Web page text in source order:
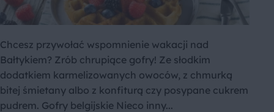
Chcesz przywołać wspomnienie wakacji nad
Bałtykiem? Zrób chrupiące gofry! Ze słodkim
dodatkiem karmelizowanych owoców, z chmurką
bitej śmietany albo z konfiturą czy posypane cukrem
pudrem. Gofry belgijskie Nieco inny...